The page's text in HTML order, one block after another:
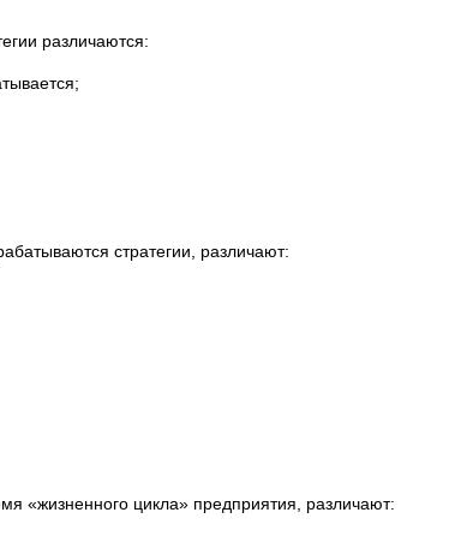
различаются:
стратегии, различают:
«жизненного цикла» предприятия, различают: